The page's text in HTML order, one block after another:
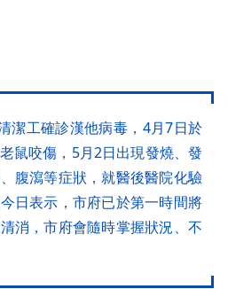
潔工確診漢他病毒，4月7日於
鼠咬傷，5月2日出現發燒、發
腹瀉等症狀，就醫後醫院化驗
日表示，市府已於第一時間將
消，市府會隨時掌握狀況、不